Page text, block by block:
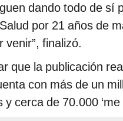
dando todo de sí
por 21 años de
venir”, finalizó.
que la publicación
con más de un
cerca de 70.000 ‘me